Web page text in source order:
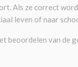
Als ze correct
leven of naar
beoordelen van